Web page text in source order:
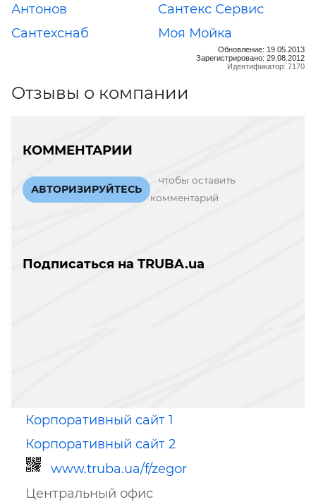
Антонов
Сантекс Сервис
Сантехснаб
Моя Мойка
Обновление: 19.05.2013
Зарегистрировано: 29.08.2012
Идентификатор: 7170
Отзывы о компании
КОММЕНТАРИИ
АВТОРИЗИРУЙТЕСЬ
чтобы оставить
комментарий
Подписаться на TRUBA.ua
Корпоративный сайт 1
Корпоративный сайт 2
www.truba.ua/f/zegor
Центральный офис